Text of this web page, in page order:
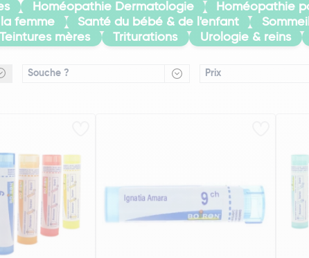
Homéopathie Dermatologie Homéopathie
femme Santé du bébé & de l'enfant
Teintures mères Triturations Urologie & reins
Souche ? Prix